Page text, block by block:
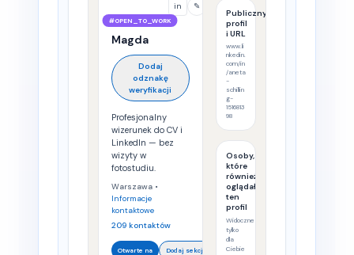
#OPEN_TO_WORK
in ✎
Magda
Dodaj
odznakę
weryfikacji
Profesjonalny
wizerunek do CV i
LinkedIn — bez
wizyty w
fotostudiu.
Warszawa •
Informacje
kontaktowe
209 kontaktów
Otwarte na Dodaj sekcję Pokaż usługi
Publiczny
profil
i URL
www.li
nkedin.
com/in
/aneta
-
schillin
g-
1516813
98
Osoby,
które
również
oglądały
ten
profil
Widoczne
tylko
dla
Ciebie